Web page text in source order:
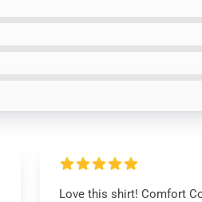
Love this shirt! Comfort